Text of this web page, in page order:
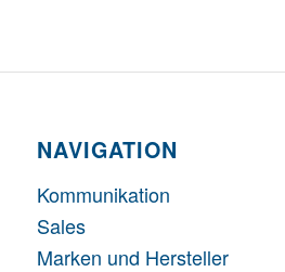
NAVIGATION
Kommunikation
Sales
Marken und Hersteller